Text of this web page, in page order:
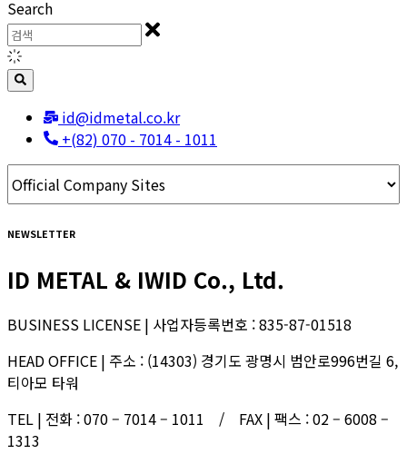
Search
id@idmetal.co.kr
+(82) 070 - 7014 - 1011
NEWSLETTER
ID METAL & IWID Co., Ltd.
BUSINESS LICENSE | 사업자등록번호 : 835-87-01518
HEAD OFFICE | 주소 : (14303) 경기도 광명시 범안로996번길 6,
티아모 타워
TEL | 전화 : 070 – 7014 – 1011 / FAX | 팩스 : 02 – 6008 –
1313